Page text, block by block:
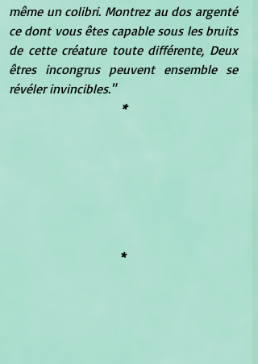
même un colibri. Montrez au dos argenté
ce dont vous êtes capable sous les bruits
de cette créature toute différente, Deux
êtres incongrus peuvent ensemble se
révéler invincibles."
*
*